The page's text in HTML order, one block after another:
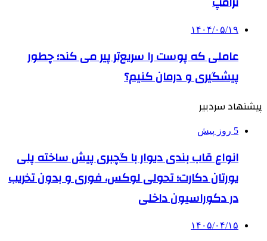
۱۴۰۴/۰۵/۱۹
عاملی که پوست را سریع‌تر پیر می کند؛ چطور
پیشگیری و درمان کنیم؟
پیشنهاد سردبیر
5 روز پیش
انواع قاب بندی دیوار با گچبری پیش ساخته پلی
یورتان دکارت؛ تحولی لوکس، فوری و بدون تخریب
در دکوراسیون داخلی
۱۴۰۵/۰۴/۱۵